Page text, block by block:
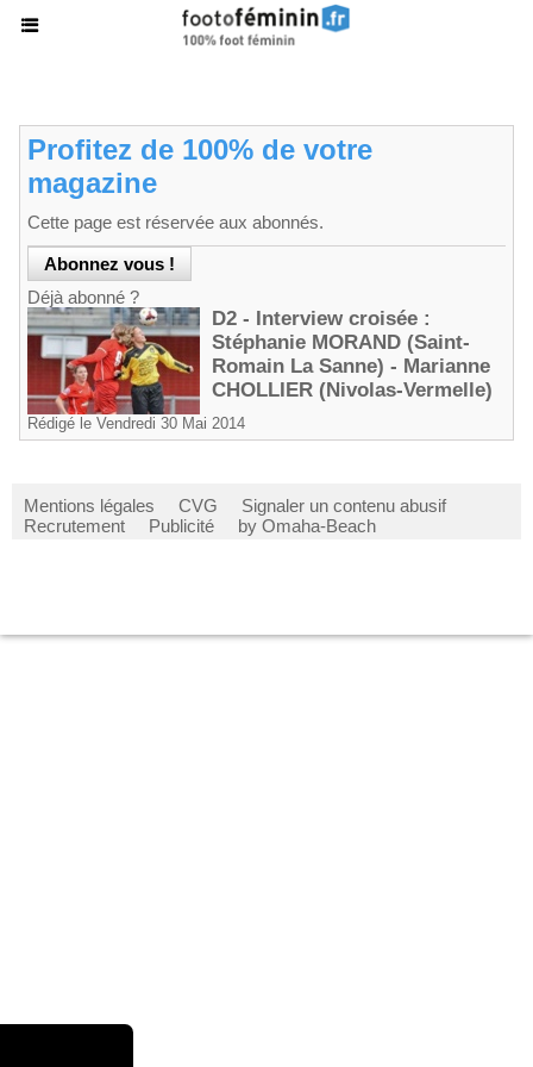
Profitez de 100% de votre
magazine
Cette page est réservée aux abonnés.
Déjà abonné ?
D2 - Interview croisée :
Stéphanie MORAND (Saint-
Romain La Sanne) - Marianne
CHOLLIER (Nivolas-Vermelle)
Rédigé le Vendredi 30 Mai 2014
Mentions légales CVG
Signaler un contenu abusif
Recrutement
Publicité by Omaha-Beach